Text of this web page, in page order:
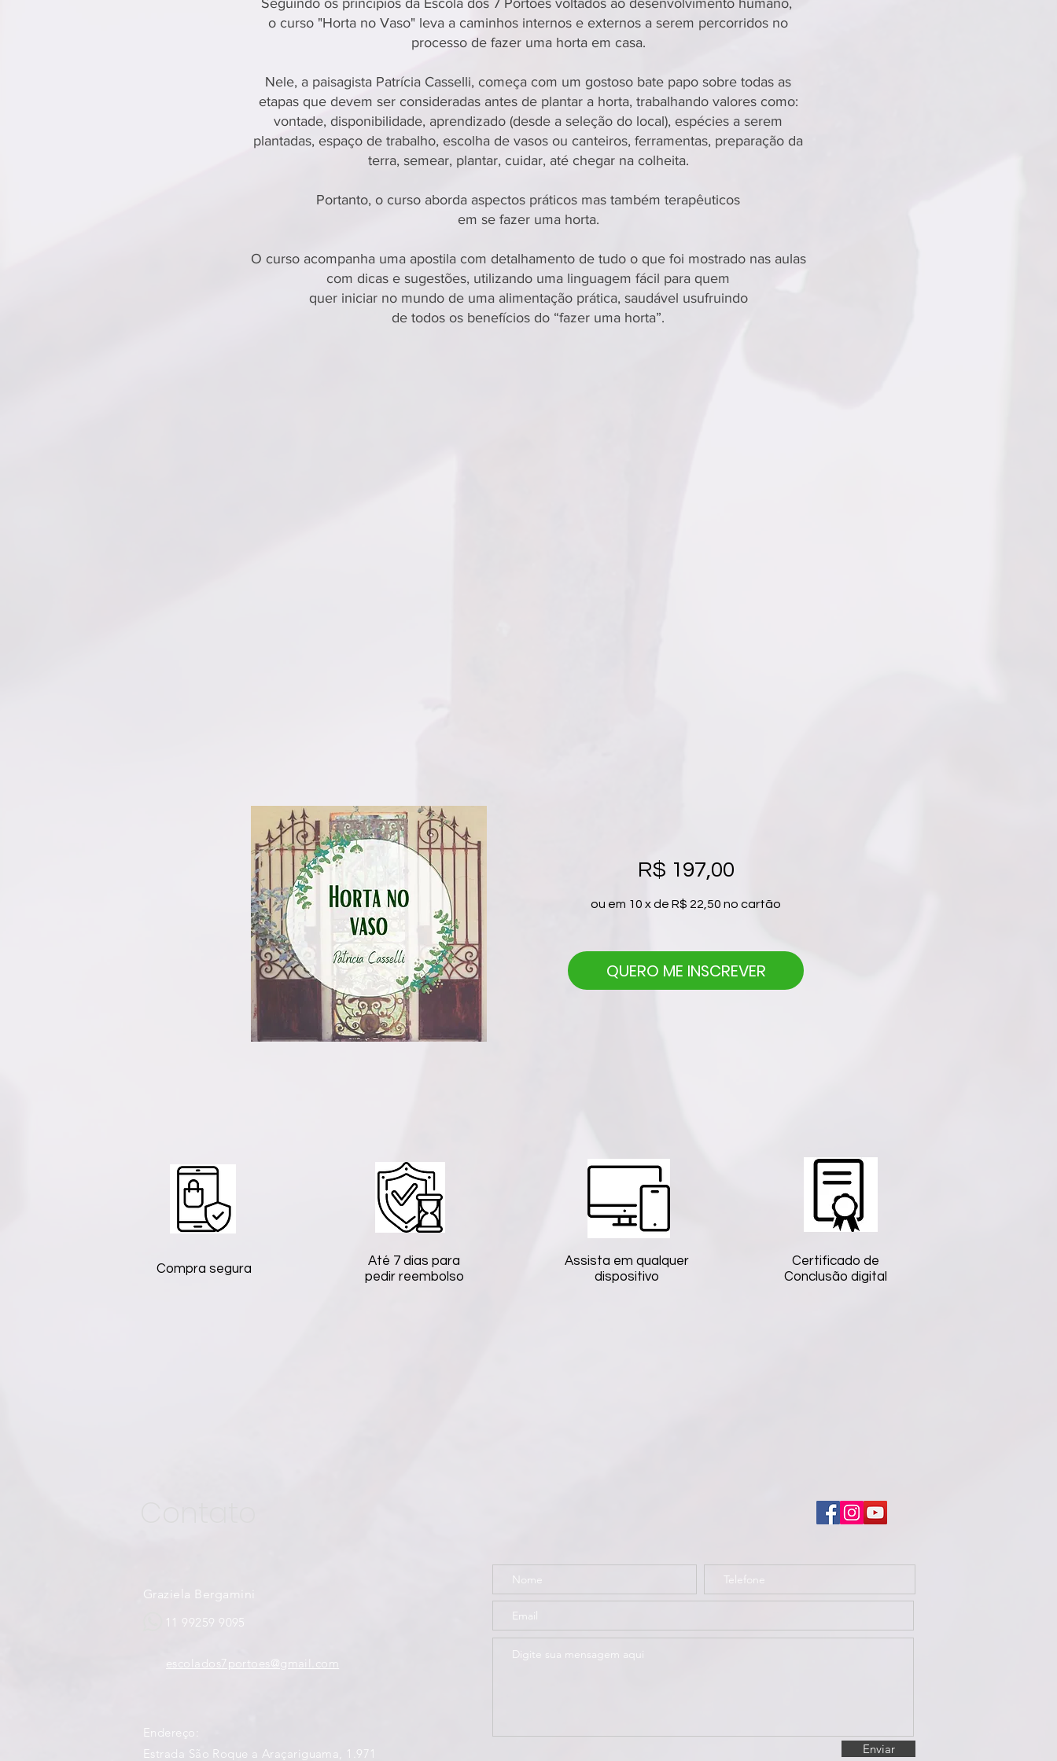
Seguindo os princípios da Escola dos 7 Portões voltados ao desenvolvimento humano,
o curso "Horta no Vaso" leva a caminhos internos e externos a serem percorridos no
processo de fazer uma horta em casa.
Nele, a paisagista Patrícia Casselli, começa com um gostoso bate papo sobre todas as
etapas que devem ser consideradas antes de plantar a horta, trabalhando valores como:
vontade, disponibilidade, aprendizado (desde a seleção do local), espécies a serem
plantadas, espaço de trabalho, escolha de vasos ou canteiros, ferramentas, preparação da
terra, semear, plantar, cuidar, até chegar na colheita.
Portanto, o curso aborda aspectos práticos mas também terapêuticos
em se fazer uma horta.
O curso acompanha uma apostila com detalhamento de tudo o que foi mostrado nas aulas
com dicas e sugestões, utilizando uma linguagem fácil para quem
quer iniciar no mundo de uma alimentação prática, saudável usufruindo
de todos os benefícios do “fazer uma horta”.
R$ 197,00
ou em 10 x de R$ 22,50 no cartão
QUERO ME INSCREVER
Compra segura
Até 7 dias para
pedir reembolso
Assista em qualquer
dispositivo
Certificado de
Conclusão digital
Graziela Bergamini
11 99259 9095
escolados7portoes@gmail.com
Endereço:
Estrada São Roque a Araçariguama, 1.971
Enviar